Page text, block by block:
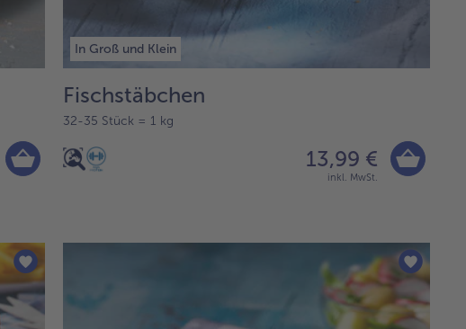
In Groß und Klein
Fischstäbchen
32-35 Stück = 1 kg
13,99 €
inkl. MwSt.